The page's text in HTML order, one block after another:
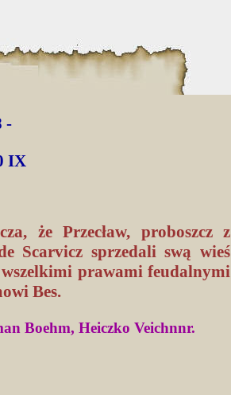
-
IX
że Przecław, proboszcz z
Scarvicz sprzedali swą wieś
wszelkimi prawami feudalnymi
Bes.
Boehm, Heiczko Veichnnr.